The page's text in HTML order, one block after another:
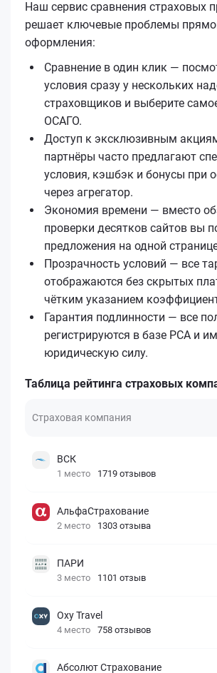
Наш сервис сравнения страховых
решает ключевые проблемы
оформления:
Сравнение в один клик —
условия сразу у нескольких
страховщиков и выберите
ОСАГО.
Доступ к эксклюзивным
партнёры часто предлагают
условия, кэшбэк и бонусы при
через агрегатор.
Экономия времени — вместо
проверки десятков сайтов вы
предложения на одной
Прозрачность условий — все
отображаются без скрытых
чётким указанием
Гарантия подлинности — все
регистрируются в базе РСА и
юридическую силу.
Таблица рейтинга страховых
Страховая компания
ВСК
1 место 1719 отзывов
АльфаСтрахование
2 место 1303 отзыва
ПАРИ
3 место 1101 отзыв
Oxy Travel
4 место 758 отзывов
Абсолют Страхование